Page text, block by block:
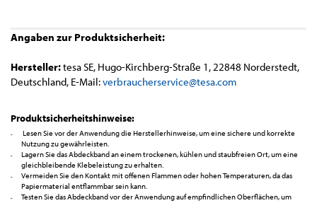
Angaben zur Produktsicherheit:
Hersteller:tesa SE, Hugo-Kirchberg-Straße 1, 22848 Norderstedt,
Deutschland, E-Mail:verbraucherservice@tesa.com
Produktsicherheitshinweise:
Lesen Sie vor der Anwendung die Herstellerhinweise, um eine sichere und korrekte
Nutzung zu gewährleisten.
Lagern Sie das Abdeckband an einem trockenen, kühlen und staubfreien Ort, um eine
gleichbleibende Klebeleistung zu erhalten.
Vermeiden Sie den Kontakt mit offenen Flammen oder hohen Temperaturen, da das
Papiermaterial entflammbar sein kann.
Testen Sie das Abdeckband vor der Anwendung auf empfindlichen Oberflächen, um